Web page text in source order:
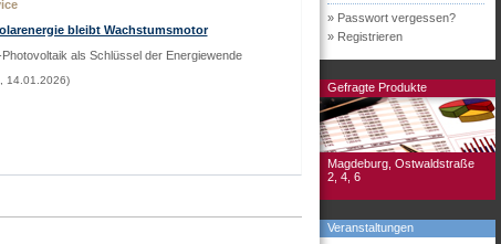
» Passwort vergessen?
» Registrieren
Gefragte Produkte
Magdeburg, Ostwaldstraße
2, 4, 6
Veranstaltungen
bleibt Wachstumsmotor
als Schlüssel der Energiewende
14.01.2026)